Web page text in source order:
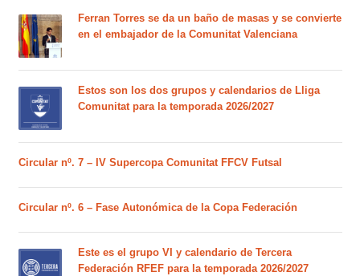
Ferran Torres se da un baño de masas y se convierte
en el embajador de la Comunitat Valenciana
Estos son los dos grupos y calendarios de Lliga
Comunitat para la temporada 2026/2027
Circular nº. 7 – IV Supercopa Comunitat FFCV Futsal
Circular nº. 6 – Fase Autonómica de la Copa Federación
Este es el grupo VI y calendario de Tercera
Federación RFEF para la temporada 2026/2027